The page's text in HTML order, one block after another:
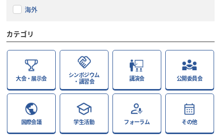
海外
カテゴリ
大会・展示会
シンポジウム
・講習会
講演会 公開委員会
国際会議 学生活動 フォーラム その他